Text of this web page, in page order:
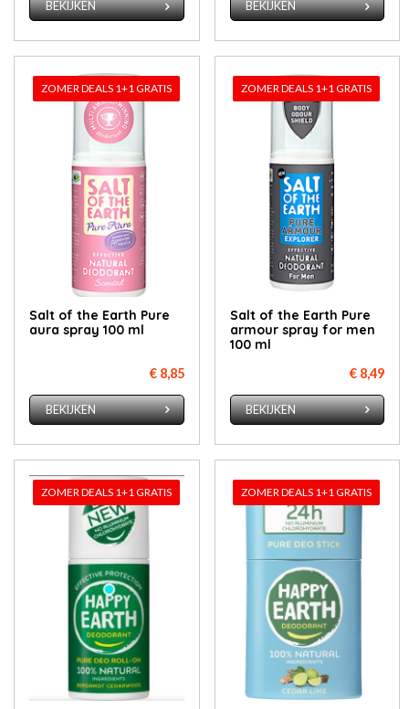
BEKIJKEN BEKIJKEN
ZOMER DEALS 1+1 GRATIS
Salt of the Earth Pu­re
au­ra spray 100 ml
€ 8,85
BEKIJKEN
ZOMER DEALS 1+1 GRATIS
Salt of the Earth Pu­re
ar­mour spray for men
100 ml
€ 8,49
BEKIJKEN
ZOMER DEALS 1+1 GRATIS ZOMER DEALS 1+1 GRATIS